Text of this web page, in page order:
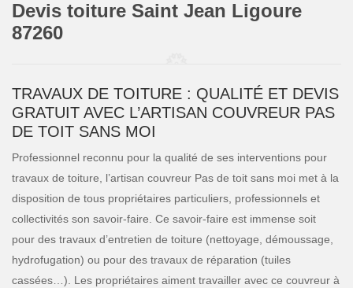
Devis toiture Saint Jean Ligoure
87260
TRAVAUX DE TOITURE : QUALITÉ ET DEVIS
GRATUIT AVEC L’ARTISAN COUVREUR PAS
DE TOIT SANS MOI
Professionnel reconnu pour la qualité de ses interventions pour
travaux de toiture, l’artisan couvreur Pas de toit sans moi met à la
disposition de tous propriétaires particuliers, professionnels et
collectivités son savoir-faire. Ce savoir-faire est immense soit
pour des travaux d’entretien de toiture (nettoyage, démoussage,
hydrofugation) ou pour des travaux de réparation (tuiles
cassées…). Les propriétaires aiment travailler avec ce couvreur à